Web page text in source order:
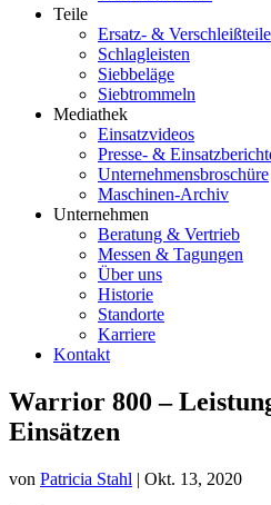
Teile
Ersatz- & Verschleißteile
Schlagleisten
Siebbeläge
Siebtrommeln
Mediathek
Einsatzvideos
Presse- &
Unternehmensbroschüre
Maschinen-Archiv
Unternehmen
Beratung & Vertrieb
Messen & Tagungen
Über uns
Historie
Standorte
Karriere
Kontakt
Warrior 800 –
Einsätzen
von Patricia Stahl | Okt. 13, 2020